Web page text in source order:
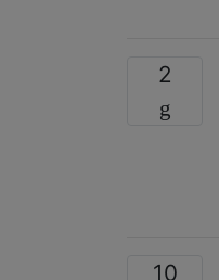
2
10